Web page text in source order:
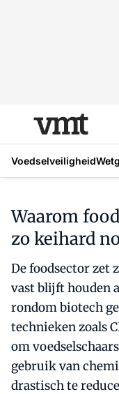
Voedselveiligheid
Waarom
zo keihard
De foodsector zet
vast blijft houden
rondom biotech
technieken zoals
om
gebruik van
drastisch te